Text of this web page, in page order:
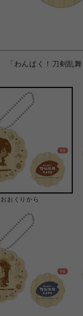
「わんぱく！刀剣乱
おおくりから